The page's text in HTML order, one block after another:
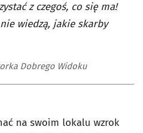
z czegoś, co się ma!
wiedzą, jakie skarby
Dobrego Widoku
na swoim lokalu wzrok